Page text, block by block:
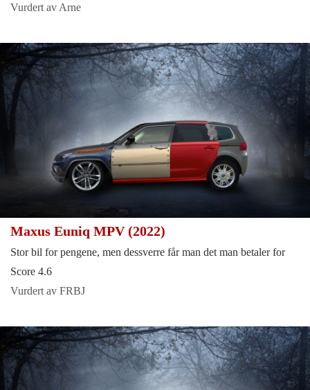
Vurdert av Arne
Maxus Euniq MPV (2022)
Stor bil for pengene, men dessverre får man det man betaler for
Score 4.6
Vurdert av FRBJ